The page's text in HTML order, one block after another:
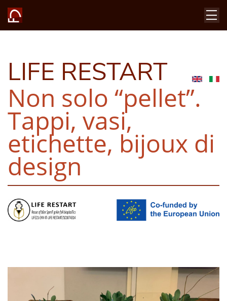
LIFE RESTART
Non solo “pellet”.
Tappi, vasi,
etichette, bijoux di
design